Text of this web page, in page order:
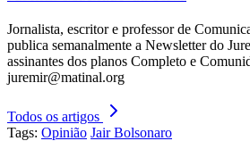
Jornalista, escritor e professor de
publica semanalmente a Newsletter do
assinantes dos planos Completo e
juremir@matinal.org
Todos os artigos
Tags: Opinião Jair Bolsonaro